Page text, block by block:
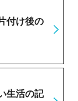
付け後の
生活の記